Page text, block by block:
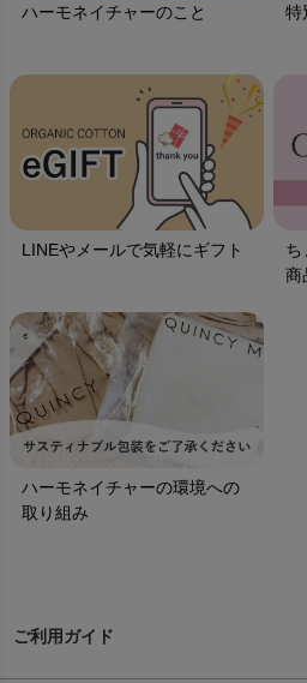
ハーモネイチャーのこと 特
LINEやメールで気軽にギフト
ち
商
ハーモネイチャーの環境への
取り組み
ご利用ガイド